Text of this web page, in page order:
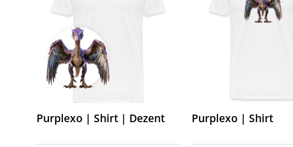
Purplexo | Shirt | Dezent Purplexo | Shirt